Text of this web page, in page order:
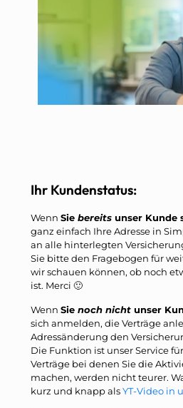
Ihr Kundenstatus:
Wenn Sie bereits unser Kunde
ganz einfach Ihre Adresse in
an alle hinterlegten
Sie bitte den Fragebogen für
wir schauen können, ob noch
ist. Merci 🙂
Wenn Sie noch nicht unser
sich anmelden, die Verträge
Adressänderung den
Die Funktion ist unser Service
Verträge bei denen Sie die
machen, werden nicht teurer.
kurz und knapp alsYT-Video in